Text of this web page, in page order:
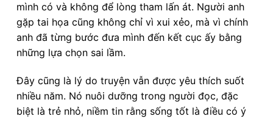
mình có và không để lòng tham lấn át. Người anh
gặp tai họa cũng không chỉ vì xui xẻo, mà vì chính
anh đã từng bước đưa mình đến kết cục ấy bằng
những lựa chọn sai lầm.
Đây cũng là lý do truyện vẫn được yêu thích suốt
nhiều năm. Nó nuôi dưỡng trong người đọc, đặc
biệt là trẻ nhỏ, niềm tin rằng sống tốt là điều có ý